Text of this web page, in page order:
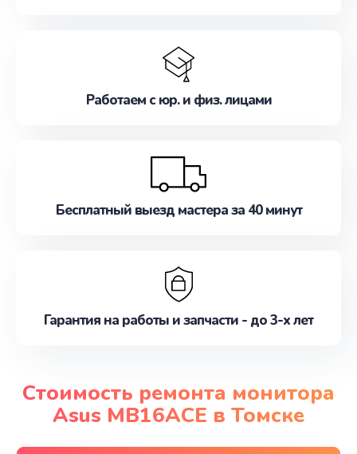
Работаем с юр. и физ. лицами
Бесплатный выезд мастера за 40 минут
Гарантия на работы и запчасти - до 3-х лет
Стоимость ремонта монитора
Asus MB16ACE в Томске